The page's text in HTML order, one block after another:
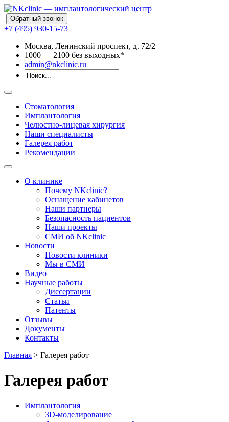
Обратный звонок
+7 (495) 930-15-73
Москва, Ленинский проспект, д. 72/2
1000 — 2100 без выходных*
admin@nkclinic.ru
Стоматология
Имплантология
Челюстно-лицевая хирургия
Наши специалисты
Галерея работ
Рекомендации
О клинике
Почему NKclinic?
Оснащение кабинетов
Наши партнеры
Безопасность пациентов
Наши проекты
СМИ об NKclinic
Новости
Новости клиники
Мы в СМИ
Видео
Научные работы
Диссертации
Статьи
Патенты
Отзывы
Документы
Контакты
Главная > Галерея работ
Галерея работ
Имплантология
3D-моделирование